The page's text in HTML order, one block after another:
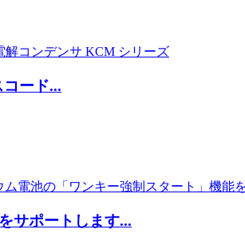
ード...
サポートします...